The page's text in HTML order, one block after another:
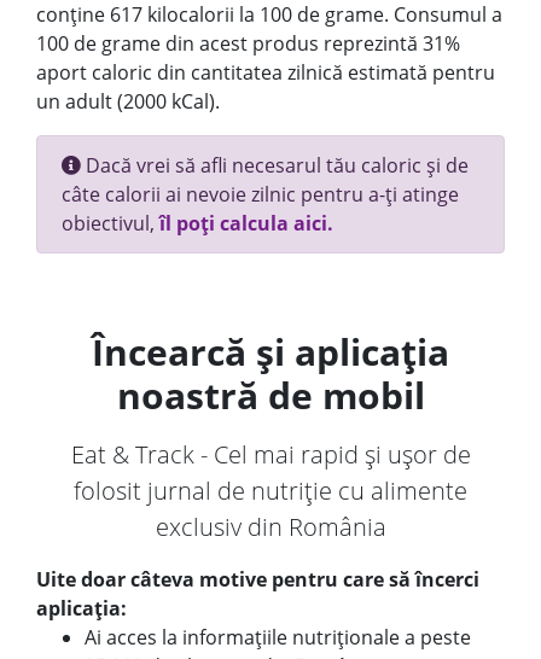
conține 617 kilocalorii la 100 de grame. Consumul a
100 de grame din acest produs reprezintă 31%
aport caloric din cantitatea zilnică estimată pentru
un adult (2000 kCal).
Dacă vrei să afli necesarul tău caloric și de
câte calorii ai nevoie zilnic pentru a-ți atinge
obiectivul,îl poți calcula aici.
Încearcă și aplicația
noastră de mobil
Eat & Track - Cel mai rapid și ușor de
folosit jurnal de nutriție cu alimente
exclusiv din România
Uite doar câteva motive pentru care să încerci
aplicația:
Ai acces la informațiile nutriționale a peste